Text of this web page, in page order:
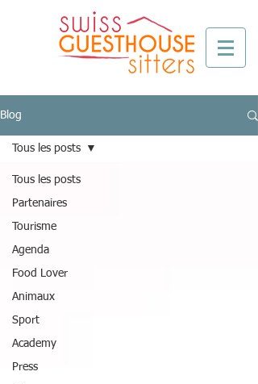
Blog
Tous les posts
Partenaires
Tourisme
Agenda
Food Lover
Animaux
Sport
Academy
Press
Tous les posts